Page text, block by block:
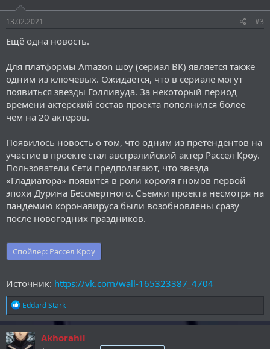
13.02.2021 #3
Ещё одна новость.
Для платформы Amazon шоу (сериал ВК) является также
одним из ключевых. Ожидается, что в сериале могут
появиться звезды Голливуда. За некоторый период
времени актерский состав проекта пополнился более
чем на 20 актеров.
Появилось новость о том, что одним из претендентов на
участие в проекте стал австралийский актер Рассел Кроу.
Пользователи Сети предполагают, что звезда
«Гладиатора» появится в роли короля гномов первой
эпохи Дурина Бессмертного. Съемки проекта несмотря на
пандемию коронавируса были возобновлены сразу
после новогодних праздников.
Спойлер: Рассел Кроу
Источник: https://vk.com/wall-165323387_4704
Р
е
а
к
ц
Eddard Stark
Akhorahil